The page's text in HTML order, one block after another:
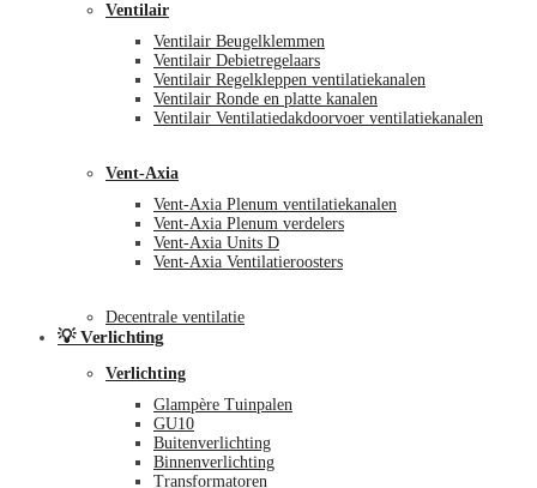
Ventilair
Ventilair Beugelklemmen
Ventilair Debietregelaars
Ventilair Regelkleppen ventilatiekanalen
Ventilair Ronde en platte kanalen
Ventilair Ventilatiedakdoorvoer ventilatiekanalen
Vent-Axia
Vent-Axia Plenum ventilatiekanalen
Vent-Axia Plenum verdelers
Vent-Axia Units D
Vent-Axia Ventilatieroosters
Decentrale ventilatie
💡 Verlichting
Verlichting
Glampère Tuinpalen
GU10
Buitenverlichting
Binnenverlichting
Transformatoren